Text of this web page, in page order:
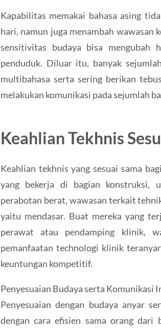
Kapabilitas memakai bahasa asing
hari, namun juga menambah wawasan
sensitivitas budaya bisa
penduduk. Diluar itu, banyak
multibahasa serta sering berikan
melakukan komunikasi pada sejumlah
Keahlian Tekhnis
Keahlian tekhnis yang sesuai sama
yang bekerja di bagian konstruksi,
perabotan berat, wawasan terkait
yaitu mendasar. Buat mereka yang
perawat atau pendamping klinik,
pemanfaatan technologi klinik
keuntungan kompetitif.
Penyesuaian Budaya serta Komunikasi
Penyesuaian dengan budaya anyar
dengan cara efisien sama orang dari